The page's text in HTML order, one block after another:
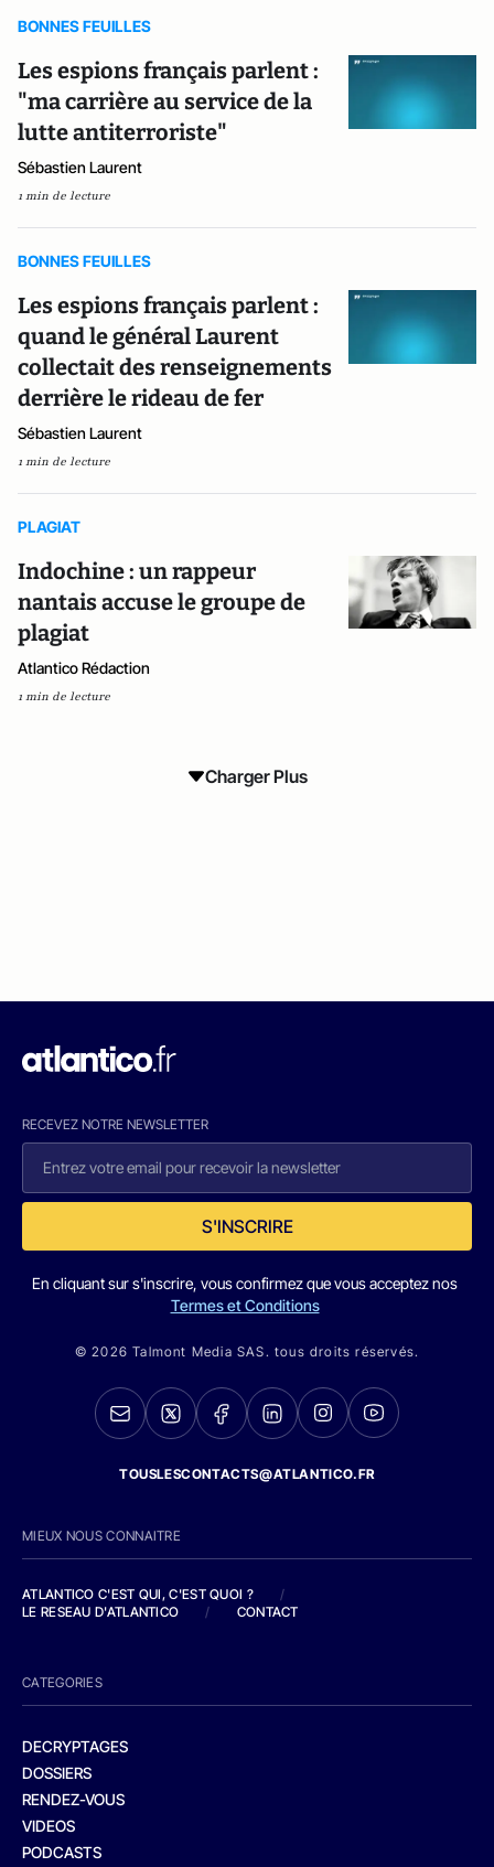
BONNES FEUILLES
Les espions français parlent :
"ma carrière au service de la
lutte antiterroriste"
Sébastien Laurent
1 min de lecture
BONNES FEUILLES
Les espions français parlent :
quand le général Laurent
collectait des renseignements
derrière le rideau de fer
Sébastien Laurent
1 min de lecture
PLAGIAT
Indochine : un rappeur
nantais accuse le groupe de
plagiat
Atlantico Rédaction
1 min de lecture
Charger Plus
RECEVEZ NOTRE NEWSLETTER
S'INSCRIRE
En cliquant sur s'inscrire, vous confirmez que vous acceptez nos
Termes et Conditions
© 2026 Talmont Media SAS. tous droits réservés.
TOUSLESCONTACTS@ATLANTICO.FR
MIEUX NOUS CONNAITRE
ATLANTICO C'EST QUI, C'EST QUOI ?
/
LE RESEAU D'ATLANTICO
/ CONTACT
CATEGORIES
DECRYPTAGES
DOSSIERS
RENDEZ-VOUS
VIDEOS
PODCASTS